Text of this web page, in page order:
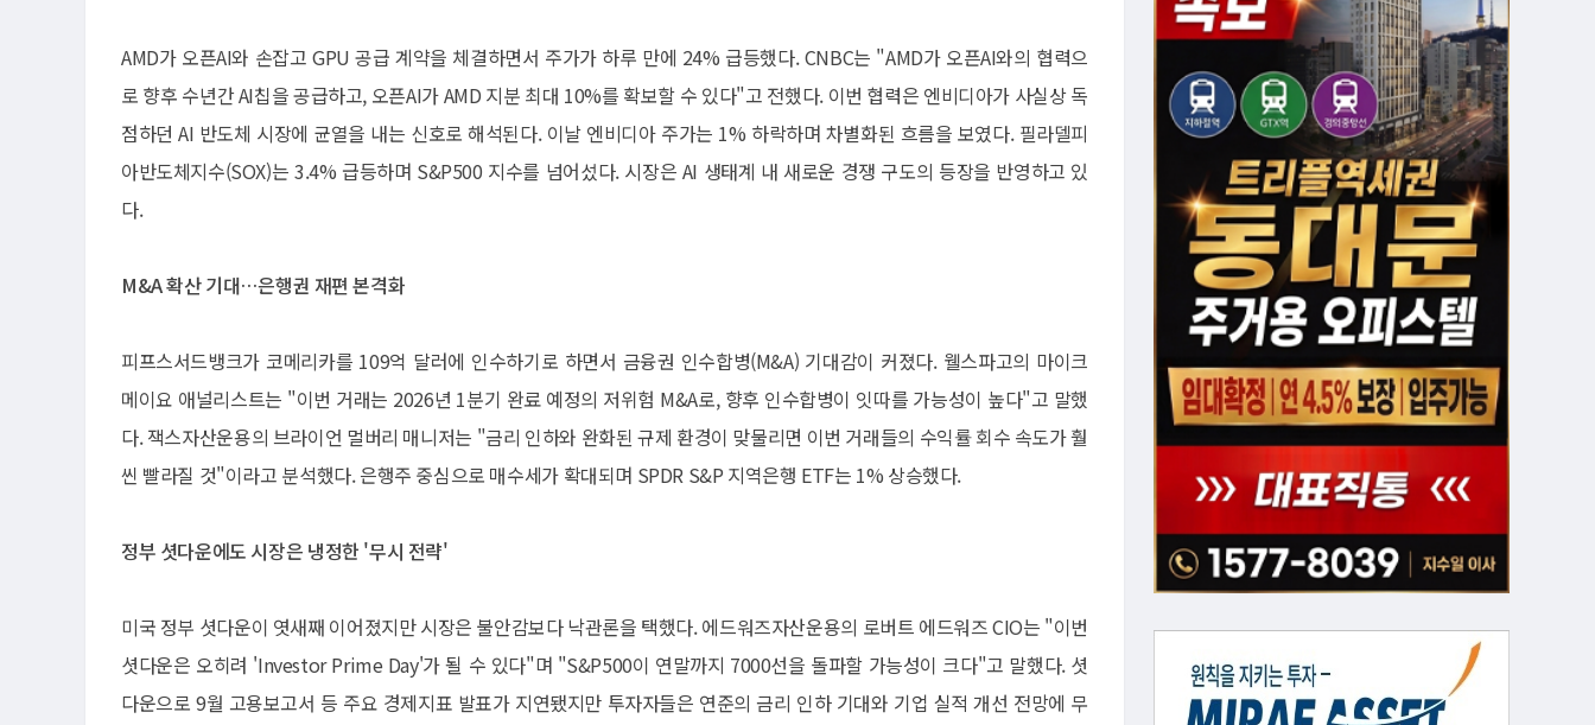
AMD가 오픈AI와 손잡고 GPU 공급 계약을 체결하면서 주가가 하루 만에 24% 급등했다. CNBC는 "AMD가 오픈AI와의 협력으
로 향후 수년간 AI칩을 공급하고, 오픈AI가 AMD 지분 최대 10%를 확보할 수 있다"고 전했다. 이번 협력은 엔비디아가 사실상 독
점하던 AI 반도체 시장에 균열을 내는 신호로 해석된다. 이날 엔비디아 주가는 1% 하락하며 차별화된 흐름을 보였다. 필라델피
아반도체지수(SOX)는 3.4% 급등하며 S&P500 지수를 넘어섰다. 시장은 AI 생태계 내 새로운 경쟁 구도의 등장을 반영하고 있
다.
M&A 확산 기대…은행권 재편 본격화
피프스서드뱅크가 코메리카를 109억 달러에 인수하기로 하면서 금융권 인수합병(M&A) 기대감이 커졌다. 웰스파고의 마이크
메이요 애널리스트는 "이번 거래는 2026년 1분기 완료 예정의 저위험 M&A로, 향후 인수합병이 잇따를 가능성이 높다"고 말했
다. 잭스자산운용의 브라이언 멀버리 매니저는 "금리 인하와 완화된 규제 환경이 맞물리면 이번 거래들의 수익률 회수 속도가 훨
씬 빨라질 것"이라고 분석했다. 은행주 중심으로 매수세가 확대되며 SPDR S&P 지역은행 ETF는 1% 상승했다.
정부 셧다운에도 시장은 냉정한 '무시 전략'
미국 정부 셧다운이 엿새째 이어졌지만 시장은 불안감보다 낙관론을 택했다. 에드워즈자산운용의 로버트 에드워즈 CIO는 "이번
셧다운은 오히려 'Investor Prime Day'가 될 수 있다"며 "S&P500이 연말까지 7000선을 돌파할 가능성이 크다"고 말했다. 셧
다운으로 9월 고용보고서 등 주요 경제지표 발표가 지연됐지만 투자자들은 연준의 금리 인하 기대와 기업 실적 개선 전망에 무